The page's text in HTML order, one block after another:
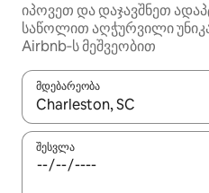
იპოვეთ და დაჯავშნეთ
საწოლით აღჭურვილი
Airbnb‑ს მეშვეობით
მდებარეობა
როცა შედეგები
შესვლა